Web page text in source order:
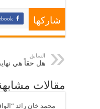
شاركها
السابق
هل حقاً هي
مقالات
محمد خان رائد